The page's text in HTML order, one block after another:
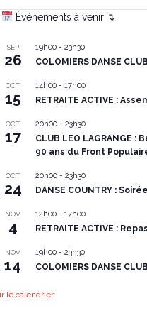
Événements à venir ↴
SEP
26
19h00 - 23h30
COLOMIERS DANSE
OCT
15
14h00 - 17h00
RETRAITE ACTIVE :
OCT
17
20h00 - 23h30
CLUB LEO LAGRANGE :
90 ans du Front
OCT
24
20h00 - 23h30
DANSE COUNTRY :
NOV
4
12h00 - 17h00
RETRAITE ACTIVE :
NOV
14
19h00 - 23h30
COLOMIERS DANSE
le calendrier